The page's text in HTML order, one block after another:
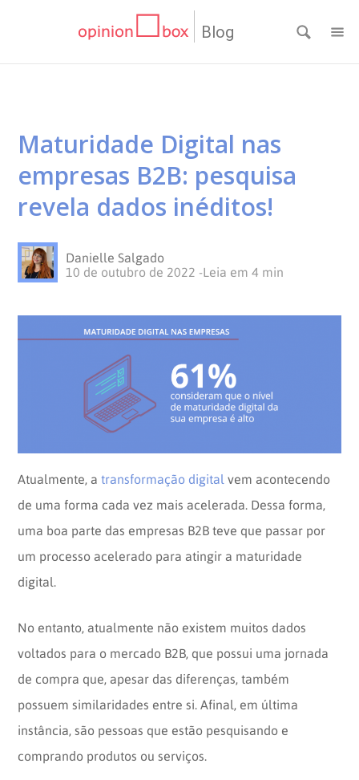
Blog
Maturidade Digital nas
empresas B2B: pesquisa
revela dados inéditos!
Danielle Salgado
10 de outubro de 2022 -Leia em4 min
Atualmente, atransformação digital vem acontecendo
de uma forma cada vez mais acelerada. Dessa forma,
uma boa parte das empresas B2B teve que passar por
um processo acelerado para atingir a maturidade
digital.
No entanto, atualmente não existem muitos dados
voltados para o mercado B2B, que possui uma jornada
de compra que, apesar das diferenças, também
possuem similaridades entre si. Afinal, em última
instância, são pessoas que estão pesquisando e
comprando produtos ou serviços.
CATEGORIAS
Dicas
Questionários
Customer
DE
PESQUISA
MATERIAIS
WEBINARS
OSOLUÇÕES
Pesquisa
de
CX